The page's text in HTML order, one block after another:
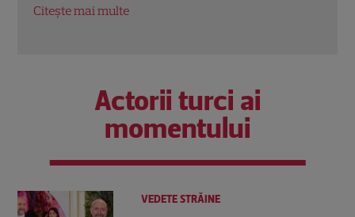
Actorii turci ai
momentului
VEDETE STRĂINE